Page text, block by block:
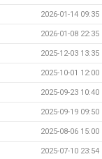
2026-01-14 09:35
2026-01-08 22:35
2025-12-03 13:35
2025-10-01 12:00
2025-09-23 10:40
2025-09-19 09:50
2025-08-06 15:00
2025-07-10 23:54